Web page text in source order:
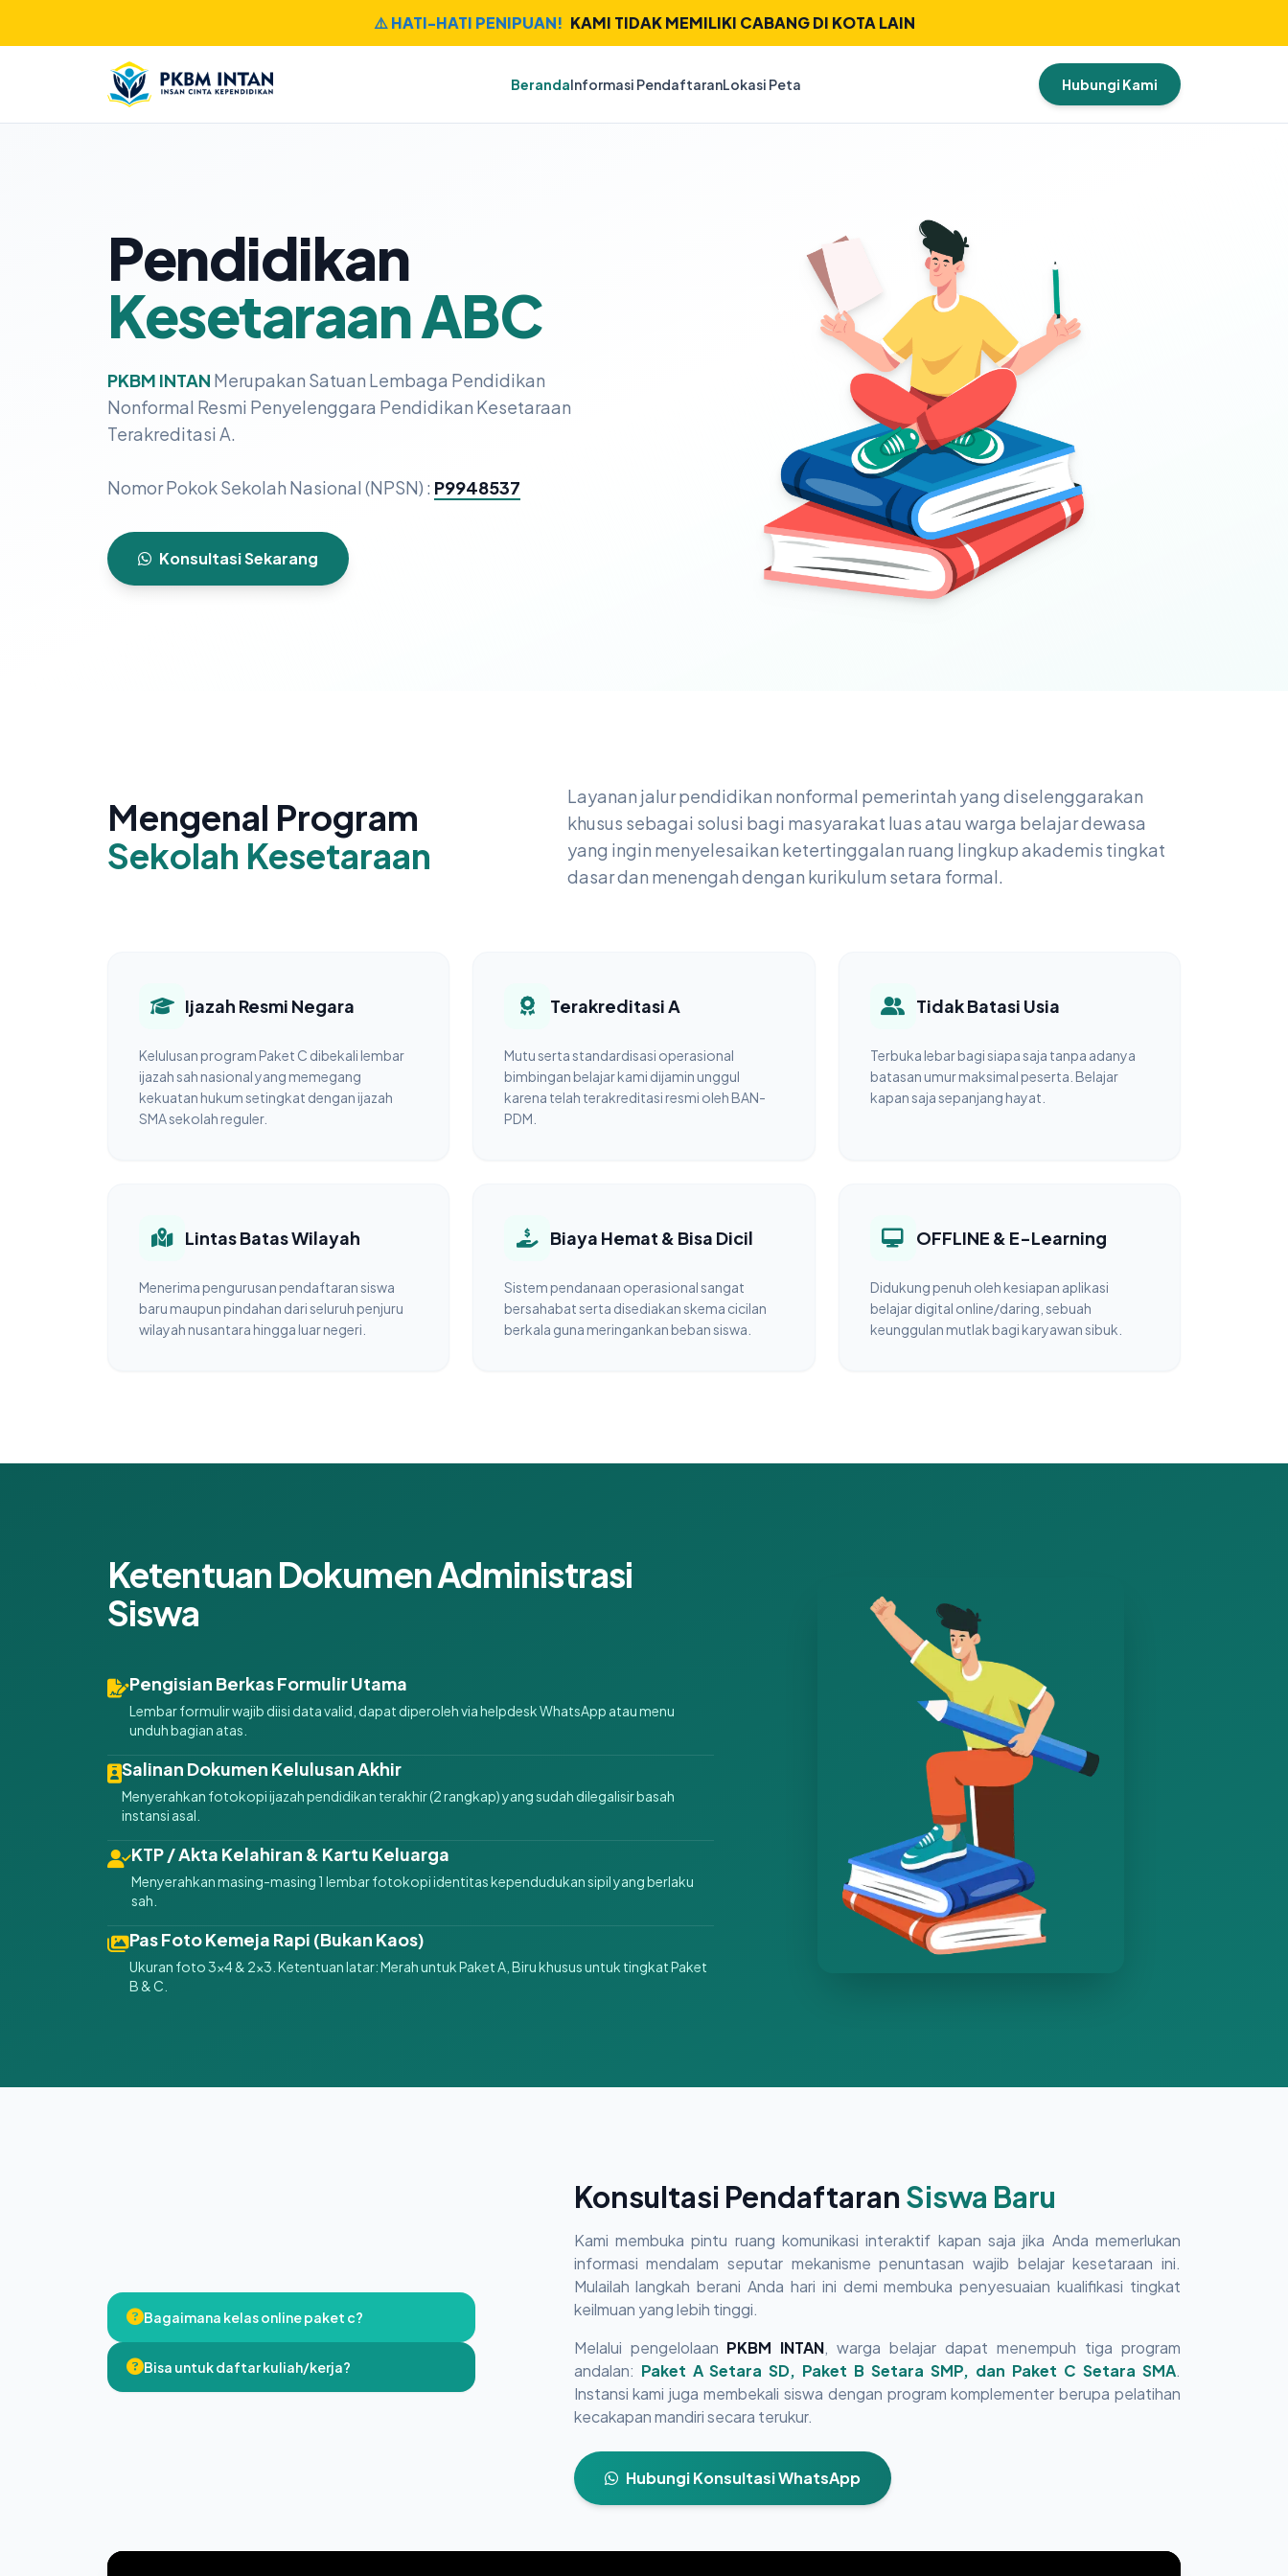
⚠️ HATI-HATI PENIPUAN! KAMI TIDAK MEMILIKI CABANG DI KOTA LAIN
BerandaInformasi PendaftaranLokasi Peta Hubungi Kami
Pendidikan
Kesetaraan ABC
PKBM INTAN Merupakan Satuan Lembaga Pendidikan
Nonformal Resmi Penyelenggara Pendidikan Kesetaraan
Terakreditasi A.
Nomor Pokok Sekolah Nasional (NPSN) : P9948537
Konsultasi Sekarang
Mengenal Program
Sekolah Kesetaraan
Layanan jalur pendidikan nonformal pemerintah yang diselenggarakan
khusus sebagai solusi bagi masyarakat luas atau warga belajar dewasa
yang ingin menyelesaikan ketertinggalan ruang lingkup akademis tingkat
dasar dan menengah dengan kurikulum setara formal.
Ijazah Resmi Negara
Kelulusan program Paket C dibekali lembar
ijazah sah nasional yang memegang
kekuatan hukum setingkat dengan ijazah
SMA sekolah reguler.
Terakreditasi A
Mutu serta standardisasi operasional
bimbingan belajar kami dijamin unggul
karena telah terakreditasi resmi oleh BAN-
PDM.
Tidak Batasi Usia
Terbuka lebar bagi siapa saja tanpa adanya
batasan umur maksimal peserta. Belajar
kapan saja sepanjang hayat.
Lintas Batas Wilayah
Menerima pengurusan pendaftaran siswa
baru maupun pindahan dari seluruh penjuru
wilayah nusantara hingga luar negeri.
Biaya Hemat & Bisa Dicil
Sistem pendanaan operasional sangat
bersahabat serta disediakan skema cicilan
berkala guna meringankan beban siswa.
OFFLINE & E-Learning
Didukung penuh oleh kesiapan aplikasi
belajar digital online/daring, sebuah
keunggulan mutlak bagi karyawan sibuk.
Ketentuan Dokumen Administrasi
Siswa
Pengisian Berkas Formulir Utama
Lembar formulir wajib diisi data valid, dapat diperoleh via helpdesk WhatsApp atau menu
unduh bagian atas.
Salinan Dokumen Kelulusan Akhir
Menyerahkan fotokopi ijazah pendidikan terakhir (2 rangkap) yang sudah dilegalisir basah
instansi asal.
KTP / Akta Kelahiran & Kartu Keluarga
Menyerahkan masing-masing 1 lembar fotokopi identitas kependudukan sipil yang berlaku
sah.
Pas Foto Kemeja Rapi (Bukan Kaos)
Ukuran foto 3x4 & 2x3. Ketentuan latar: Merah untuk Paket A, Biru khusus untuk tingkat Paket
B & C.
Bagaimana kelas online paket c?
Bisa untuk daftar kuliah/kerja?
Konsultasi Pendaftaran Siswa Baru
Kami membuka pintu ruang komunikasi interaktif kapan saja jika Anda memerlukan
informasi mendalam seputar mekanisme penuntasan wajib belajar kesetaraan ini.
Mulailah langkah berani Anda hari ini demi membuka penyesuaian kualifikasi tingkat
keilmuan yang lebih tinggi.
Melalui pengelolaan PKBM INTAN, warga belajar dapat menempuh tiga program
andalan: Paket A Setara SD, Paket B Setara SMP, dan Paket C Setara SMA.
Instansi kami juga membekali siswa dengan program komplementer berupa pelatihan
kecakapan mandiri secara terukur.
Hubungi Konsultasi WhatsApp